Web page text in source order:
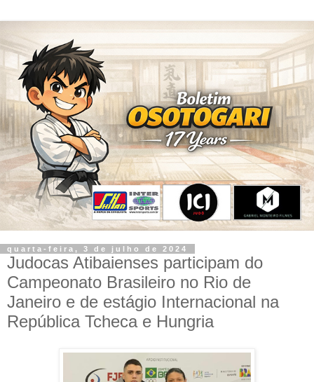
quarta-feira, 3 de julho de 2024
Judocas Atibaienses participam do
Campeonato Brasileiro no Rio de
Janeiro e de estágio Internacional na
República Tcheca e Hungria